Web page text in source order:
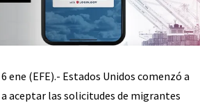
ene (EFE).- Estados Unidos comenzó a
aceptar las solicitudes de migrantes